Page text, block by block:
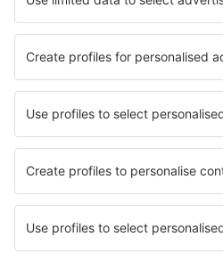
Cazare în Sevan Cazare în
Cazare în Alaverdi Cazare
Cazare în Yeghegnadzor
Cele mai bune locuri de cazare -
Cazare în Lles Cazare în Lussas